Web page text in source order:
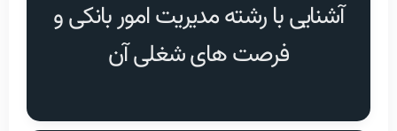
آشنایی با رشته مدیریت امور بانکی و
فرصت های شغلی آن